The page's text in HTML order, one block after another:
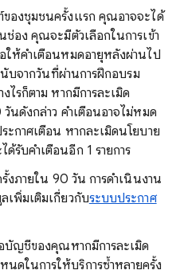
องชุมชนครั้งแรก คุณอาจจะได้
ช่อง คุณจะมีตัวเลือกในการเข้า
ให้คำเตือนหมดอายุหลังผ่านไป
บจากวันที่ผ่านการฝึกอบรม
ไรก็ตาม หากมีการละเมิด
นดังกล่าว คำเตือนอาจไม่หมด
กาศเตือน หากละเมิดนโยบาย
รับคำเตือนอีก 1 รายการ
งภายใน 90 วัน การดำเนินงาน
พิ่มเติมเกี่ยวกับระบบประกาศ
บัญชีของคุณหากมีการละเมิด
ดในการให้บริการซ้ำหลายครั้ง